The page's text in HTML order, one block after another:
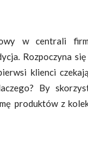
w centrali
Rozpoczyna
klienci
By
produktów z